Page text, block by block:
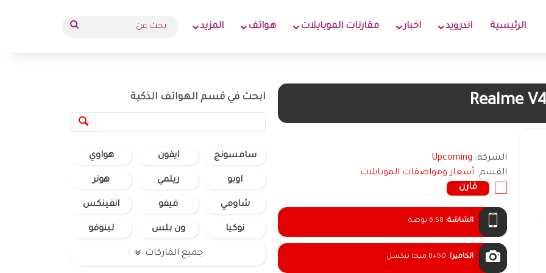
الرئيسية اندرويد اخبار مقارنات الموبايلات هواتف المزيد بحث
Realme
الشركة: Upcoming
القسم: أسعار ومواصفات الموبايلات
قارن
الشاشة: 6.58 بوصة
الكاميرا: 8+50 ميجا بيكسل
ابحث في قسم الهواتف الذكية
سامسونج ايفون هواوي
اوبو ريلمي هونر
شاومي فيفو انفينكس
نوكيا ون بلس لينوفو
جميع الماركات